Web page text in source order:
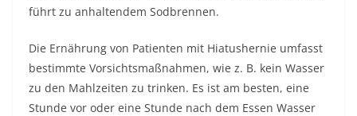
führt zu anhaltendem Sodbrennen.
Die Ernährung von Patienten mit Hiatushernie umfasst
bestimmte Vorsichtsmaßnahmen, wie z. B. kein Wasser
zu den Mahlzeiten zu trinken. Es ist am besten, eine
Stunde vor oder eine Stunde nach dem Essen Wasser